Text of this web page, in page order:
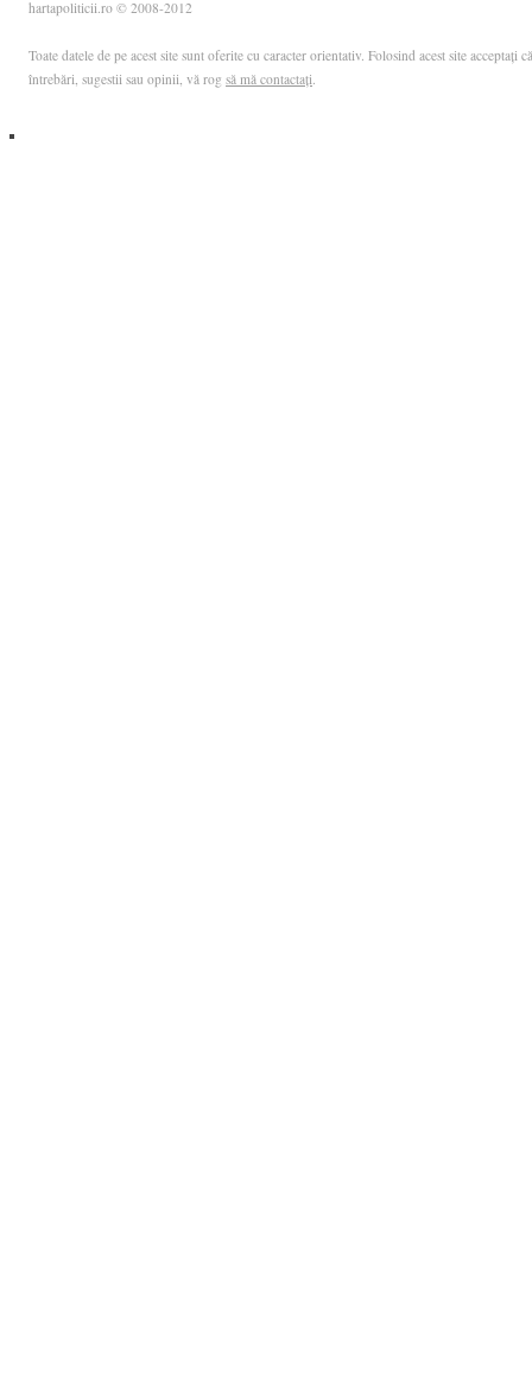
hartapoliticii.ro © 2008-2012
Toate datele de pe acest site sunt oferite cu caracter orientativ. Folosind acest site
întrebări, sugestii sau opinii, vă rog să mă contactați.